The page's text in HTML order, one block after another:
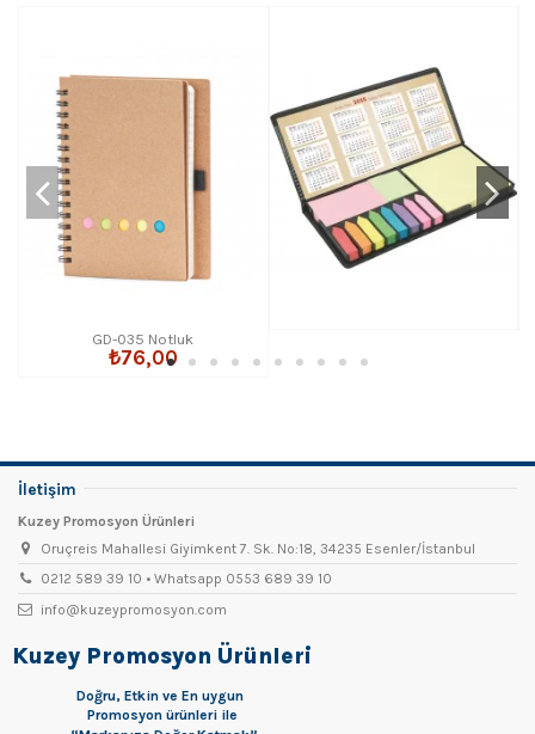
GD-035 Notluk
₺76,00
İletişim
Kuzey Promosyon Ürünleri
Oruçreis Mahallesi Giyimkent 7. Sk. No:18, 34235 Esenler/İstanbul
0212 589 39 10 • Whatsapp 0553 689 39 10
info@kuzeypromosyon.com
Kuzey Promosyon Ürünleri
Doğru, Etkin ve En uygun
Promosyon ürünleri ile